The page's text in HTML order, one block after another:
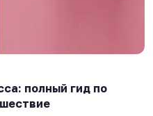
полный гид по